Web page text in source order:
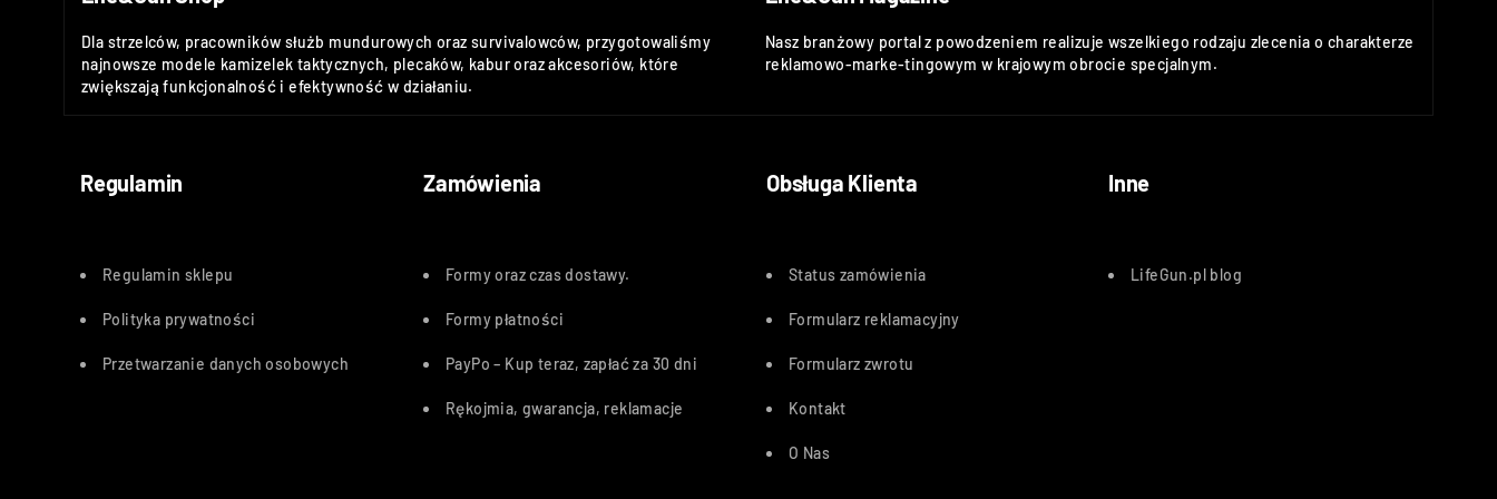
Dla strzelców, pracowników służb mundurowych oraz survivalowców, przygotowaliśmy
najnowsze modele kamizelek taktycznych, plecaków, kabur oraz akcesoriów, które
zwiększają funkcjonalność i efektywność w działaniu.
Nasz branżowy portal z powodzeniem realizuje wszelkiego rodzaju zlecenia o charakterze
reklamowo-marke-tingowym w krajowym obrocie specjalnym.
Regulamin Zamówienia Obsługa Klienta Inne
Regulamin sklepu
Polityka prywatności
Przetwarzanie danych osobowych
Formy oraz czas dostawy.
Formy płatności
PayPo – Kup teraz, zapłać za 30 dni
Rękojmia, gwarancja, reklamacje
Status zamówienia
Formularz reklamacyjny
Formularz zwrotu
Kontakt
O Nas
LifeGun.pl blog